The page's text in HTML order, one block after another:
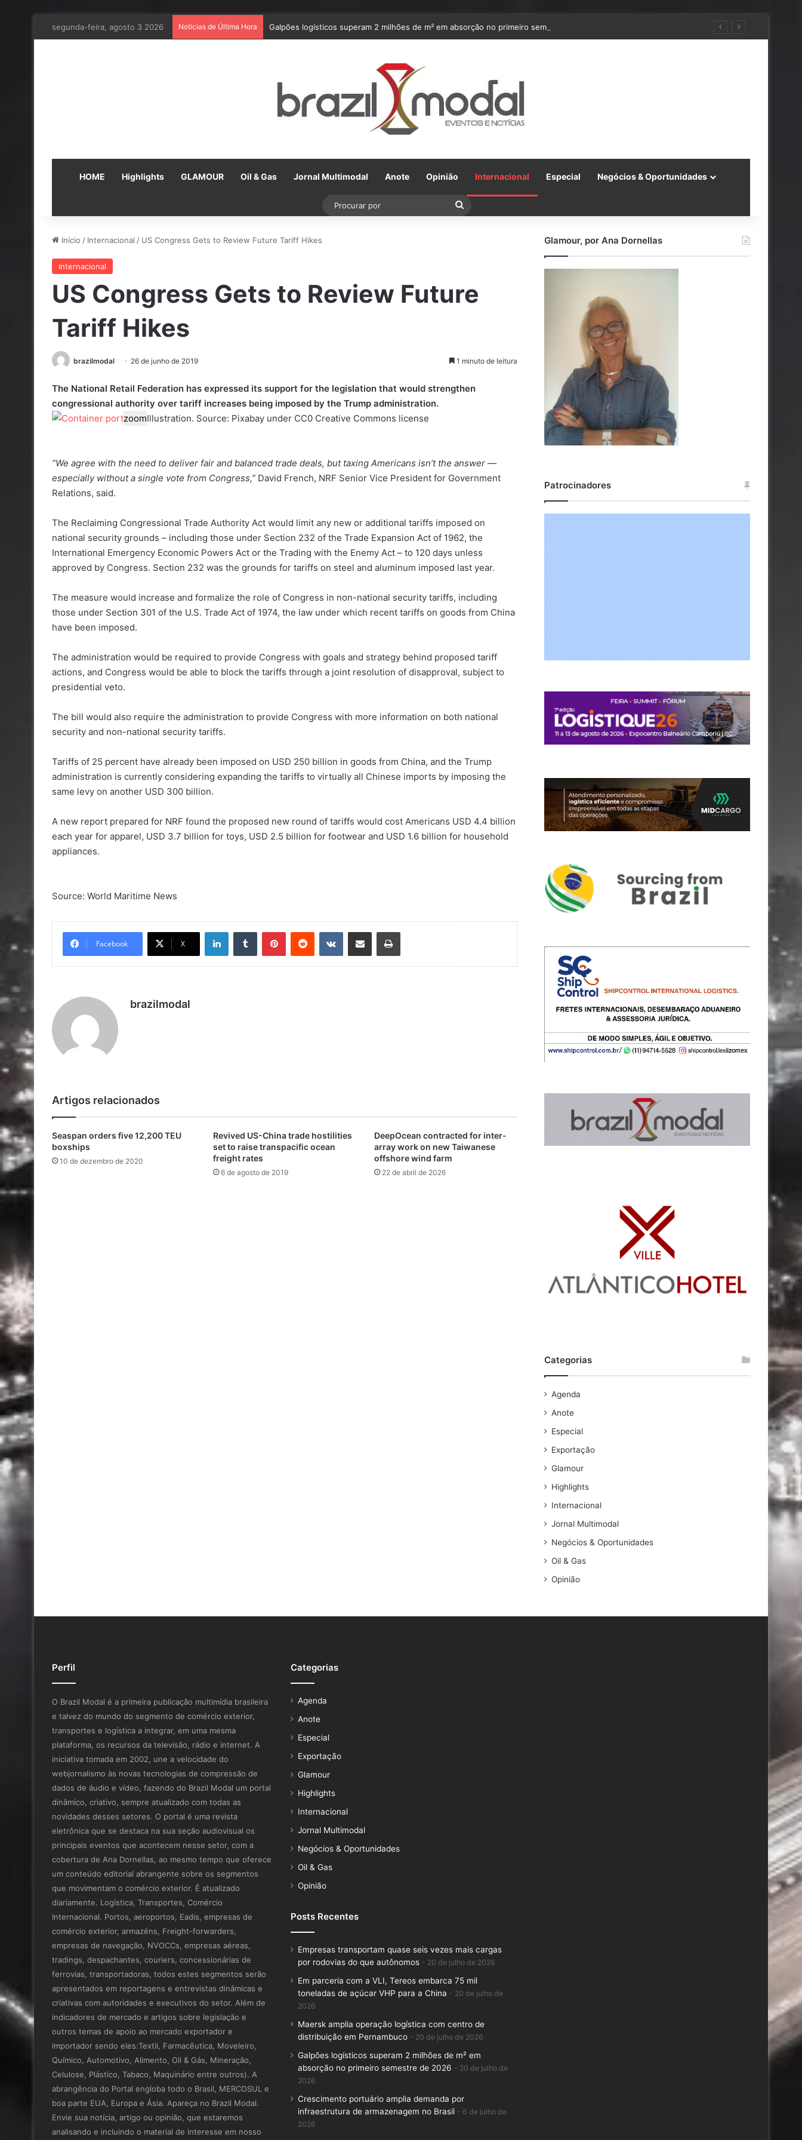
segunda-feira, agosto 3 2026 Notícias de Última Hora Galpões logísticos superam 2 milhões de m² em absorção no primeiro semestre de 2026
HOME Highlights GLAMOUR Oil & Gas Jornal Multimodal Anote Opinião Internacional Especial Negócios & Oportunidades
Procurar
Início / Internacional / US Congress Gets to Review Future Tariff Hikes
Internacional
US Congress Gets to Review Future
Tariff Hikes
brazilmodal 26 de junho de 2019 1 minuto de leitura
The National Retail Federation has expressed its support for the legislation that would strengthen
congressional authority over tariff increases being imposed by the Trump administration.
zoomIllustration. Source: Pixabay under CC0 Creative Commons license
“We agree with the need to deliver fair and balanced trade deals, but taxing Americans isn’t the answer —
especially without a single vote from Congress,” David French, NRF Senior Vice President for Government
Relations, said.
The Reclaiming Congressional Trade Authority Act would limit any new or additional tariffs imposed on
national security grounds – including those under Section 232 of the Trade Expansion Act of 1962, the
International Emergency Economic Powers Act or the Trading with the Enemy Act – to 120 days unless
approved by Congress. Section 232 was the grounds for tariffs on steel and aluminum imposed last year.
The measure would increase and formalize the role of Congress in non-national security tariffs, including
those under Section 301 of the U.S. Trade Act of 1974, the law under which recent tariffs on goods from China
have been imposed.
The administration would be required to provide Congress with goals and strategy behind proposed tariff
actions, and Congress would be able to block the tariffs through a joint resolution of disapproval, subject to
presidential veto.
The bill would also require the administration to provide Congress with more information on both national
security and non-national security tariffs.
Tariffs of 25 percent have already been imposed on USD 250 billion in goods from China, and the Trump
administration is currently considering expanding the tariffs to virtually all Chinese imports by imposing the
same levy on another USD 300 billion.
A new report prepared for NRF found the proposed new round of tariffs would cost Americans USD 4.4 billion
each year for apparel, USD 3.7 billion for toys, USD 2.5 billion for footwear and USD 1.6 billion for household
appliances.
Source: World Maritime News
Facebook X
LinkedinTumblr PinterestReddit VK Compartilhar via e-mail Imprimir
brazilmodal
Artigos relacionados
Seaspan orders five 12,200 TEU
boxships
10 de dezembro de 2020
Revived US-China trade hostilities
set to raise transpacific ocean
freight rates
6 de agosto de 2019
DeepOcean contracted for inter-
array work on new Taiwanese
offshore wind farm
22 de abril de 2026
Glamour, por Ana Dornellas
Patrocinadores
Categorias
Agenda
Anote
Especial
Exportação
Glamour
Highlights
Internacional
Jornal Multimodal
Negócios & Oportunidades
Oil & Gas
Opinião
Perfil
O Brazil Modal é a primeira publicação multimídia brasileira
e talvez do mundo do segmento de comércio exterior,
transportes e logística a integrar, em uma mesma
plataforma, os recursos da televisão, rádio e internet. A
iniciativa tomada em 2002, une a velocidade do
webjornalismo às novas tecnologias de compressão de
dados de áudio e vídeo, fazendo do Brazil Modal um portal
dinâmico, criativo, sempre atualizado com todas as
novidades desses setores. O portal é uma revista
eletrônica que se destaca na sua seção audiovisual os
principais eventos que acontecem nesse setor, com a
cobertura de Ana Dornellas, ao mesmo tempo que oferece
um conteúdo editorial abrangente sobre os segmentos
que movimentam o comércio exterior. É atualizado
diariamente. Logística, Transportes, Comércio
Internacional. Portos, aeroportos, Eadis, empresas de
comércio exterior, armazéns, Freight-forwarders,
empresas de navegação, NVOCCs, empresas aéreas,
tradings, despachantes, couriers, concessionárias de
ferrovias, transportadoras, todos estes segmentos serão
apresentados em reportagens e entrevistas dinâmicas e
criativas com autoridades e executivos do setor. Além de
indicadores de mercado e artigos sobre legislação e
outros temas de apoio ao mercado exportador e
importador sendo eles:Textil, Farmacêutica, Moveleiro,
Químico, Automotivo, Alimento, Oil & Gás, Mineração,
Celulose, Plástico, Tabaco, Maquinário entre outros). A
abrangência do Portal engloba todo o Brasil, MERCOSUL e
boa parte EUA, Europa e Ásia. Apareça no Brazil Modal.
Envie sua notícia, artigo ou opinião, que estaremos
analisando e incluindo o material de interesse em nosso
Categorias
Agenda
Anote
Especial
Exportação
Glamour
Highlights
Internacional
Jornal Multimodal
Negócios & Oportunidades
Oil & Gas
Opinião
Posts Recentes
Empresas transportam quase seis vezes mais cargas
por rodovias do que autônomos
20 de julho de 2026
Em parceria com a VLI, Tereos embarca 75 mil
toneladas de açúcar VHP para a China
20 de julho de
2026
Maersk amplia operação logística com centro de
distribuição em Pernambuco
20 de julho de 2026
Galpões logísticos superam 2 milhões de m² em
absorção no primeiro semestre de 2026
20 de julho de
2026
Crescimento portuário amplia demanda por
infraestrutura de armazenagem no Brasil
6 de julho de
2026